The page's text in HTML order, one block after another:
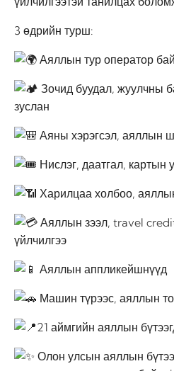
3 өдрийн турш:
Аяллын тур оператор
Зочид буудал, жуулчны
зуслан
Аяны хэрэгсэл, аяллын
Нислэг, даатгал, картын
Харилцаа холбоо,
Аяллын зээл, travel
үйлчилгээ
Аяллын аппликейшнүүд
Машин түрээс, аяллын
21 аймгийн аяллын
Олон улсын аяллын